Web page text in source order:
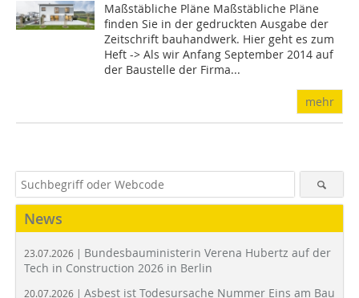
Maßstäbliche Pläne Maßstäbliche Pläne
finden Sie in der gedruckten Ausgabe der
Zeitschrift bauhandwerk. Hier geht es zum
Heft -> Als wir Anfang September 2014 auf
der Baustelle der Firma...
mehr
News
23.07.2026 | Bundesbauministerin Verena Hubertz auf der
Tech in Construction 2026 in Berlin
20.07.2026 | Asbest ist Todesursache Nummer Eins am Bau